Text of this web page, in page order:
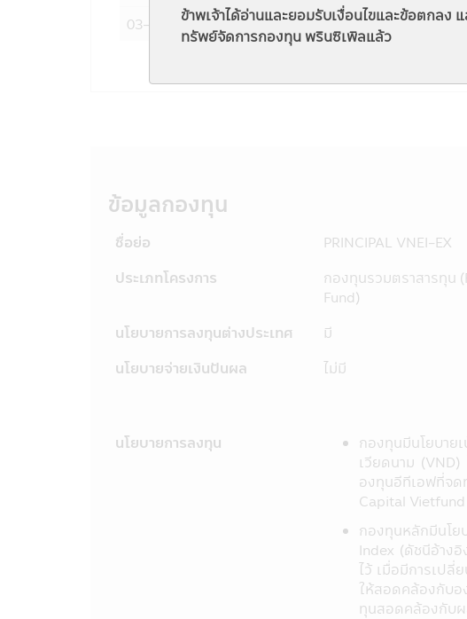
7. ในกรณีที่กองทุนรวมไม่สามารถดำรงสินทรัพย์
ลงทุนได้ตามที่มีคำสั่งไว้
ให้ถือเป็นคำเสนอ หรือการเชิญชวนให้บุคคลใดท
ข้อมูลหรือตัดสินใจจากเนื้อหาในเว็ปไซด์นี้ไม่อาจเรี
12. การที่สำนักงานคณะกรรมการ ก.ล.ต. ได้อนุ
มิได้เป็นการแสดงว่าคณะกรรมการ ก.ล.ต. และส
ราคาหน่วยลงทุนที่เสนอขาย
13. การวัดผลการดำเนินงานของกองทุนรวมใน
ลงทุนกำหนด และผลการดำเนินงานในอดีตของกอ
ลงทุนโดยได้ตระหนักถึงความถูกต้องของข้อมูล แ
15. บริษัทจัดการขอสงวนสิทธิ์ในการแก้ไข ปรับ
16. บริษัทจัดการอนุญาตให้พนักงานของบริษัทจัด
สมาคมบริษัทจัดการลงทุนกำหนด และจะต้องเปิ
17. บริษัทจัดการ และผู้บริหาร รวมถึงพนักงาน
หรือ ระบบสื่อสารของผู้เข้าเยี่ยมชม หรือผู้ลงทุน
18. บริษัทจัดการขอสงวนสิทธิ์ของข้อมูลใดๆ ใน
ด้วยวิธีการใดๆ ไม่ว่าทั้งหมด หรือบางส่วนของข้
จัดการก่อน บริษัทจัดการ และผู้บริหารรวมถึงพนั
ข้าพเจ้าได้อ่านและยอมรับเงื่อนไขและข้อตกลง
ทรัพย์จัดการกองทุน พรินซิเพิลแล้ว
03-08-2026
9.5105
ข้อมูลกองทุน
ชื่อย่อ PRINCIPAL VNEI-EX
ประเภทโครงการ
กองทุนรวมตราสารทุน
Fund)
นโยบายการลงทุนต่างประเทศ มี
นโยบายจ่ายเงินปันผล
ไม่มี
นโยบายการลงทุน
กองทุนมีนโยบาย
เวียดนาม
องทุนอีทีเอฟที่จ
Capital
กองทุนหลักมีนโย
Index (ดัชนีอ้าง
ไว้ เมื่อมีการเป
ให้สอดคล้องกับอ
ทุนสอดคล้องกับผ